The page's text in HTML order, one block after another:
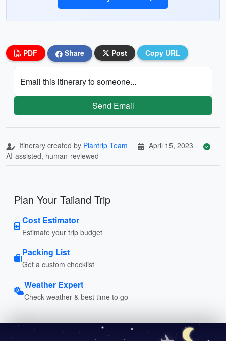
PDF Share Post Copy URL
Email this itinerary to someone...
Send Email
Itinerary created by Plantrip Team
April 15, 2023
AI-assisted, human-reviewed
Plan Your Tailand Trip
Cost Estimator
Estimate your trip budget
Packing List
Get a custom checklist
Weather Expert
Check weather & best time to go